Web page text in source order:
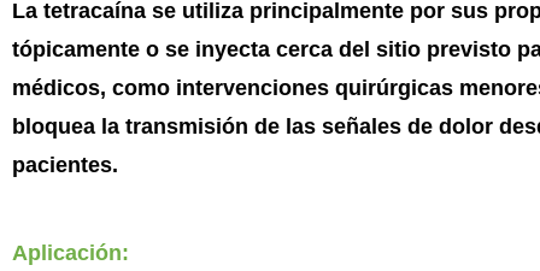
La tetracaína se utiliza principalmente por sus
tópicamente o se inyecta cerca del sitio previsto
médicos, como intervenciones quirúrgicas
bloquea la transmisión de las señales de dolor
pacientes.
Aplicación: